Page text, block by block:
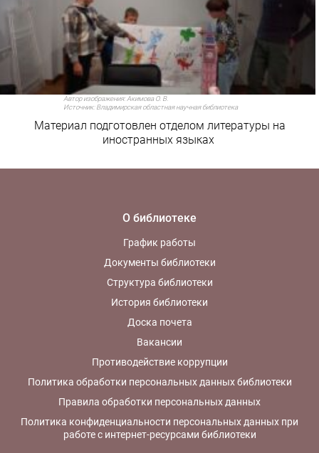
Автор изображения:Акимова О. В.
Источник:Владимирская областная научная библиотека
Материал подготовлен отделом литературы на
иностранных языках
О библиотеке
График работы
Документы библиотеки
Структура библиотеки
История библиотеки
Доска почета
Вакансии
Противодействие коррупции
Политика обработки персональных данных библиотеки
Правила обработки персональных данных
Политика конфиденциальности персональных данных при
работе с интернет-ресурсами библиотеки